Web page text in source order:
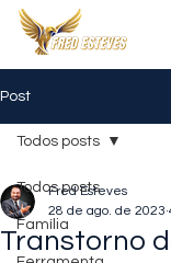
Post
Todos posts
Família
Todos posts
Transtorno
Fred Esteves
28 de ago. de 2023